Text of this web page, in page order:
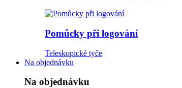
Pomůcky při logování
Teleskopické tyče
Na objednávku
Na objednávku